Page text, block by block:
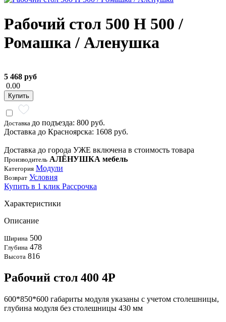
Рабочий стол 500 Н 500 /
Ромашка / Аленушка
5 468 руб
0.00
Купить
Доставка до подъезда: 800 руб.
Доставка до Красноярска: 1608 руб.
Доставка до города УЖЕ включена в стоимость товара
Производитель АЛЁНУШКА мебель
Категория Модули
Возврат Условия
Купить в 1 клик Рассрочка
Характеристики
Описание
Ширина 500
Глубина 478
Высота 816
Рабочий стол 400 4Р
600*850*600 габариты модуля указаны с учетом столешницы,
глубина модуля без столешницы 430 мм